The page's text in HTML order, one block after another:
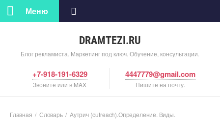
DRAMTEZI.RU
Блог рекламиста. Маркетинг под ключ. Обучение, консультации.
Меню
+7-918-191-6329
Звоните или в MAX
4447779@gmail.com
Пишите на почту.
Главная / Словарь/ Аутрич (outreach).Определение. Виды.